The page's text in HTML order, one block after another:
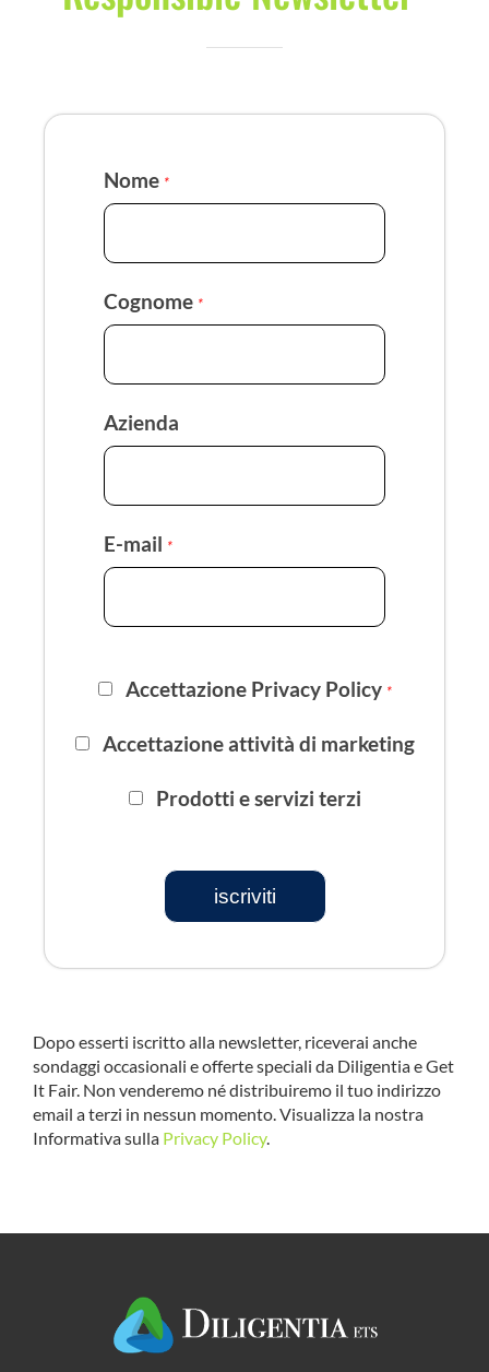
Nome *
Cognome *
Azienda
E-mail *
Accettazione Privacy Policy *
Accettazione attività di marketing
Prodotti e servizi terzi
iscriviti
Dopo esserti iscritto alla newsletter, riceverai anche
sondaggi occasionali e offerte speciali da Diligentia e Get
It Fair. Non venderemo né distribuiremo il tuo indirizzo
email a terzi in nessun momento. Visualizza la nostra
Informativa sulla Privacy Policy.